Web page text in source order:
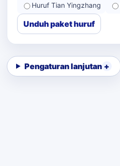
Huruf Tian Yingzhang
Unduh paket huruf
Pengaturan lanjutan